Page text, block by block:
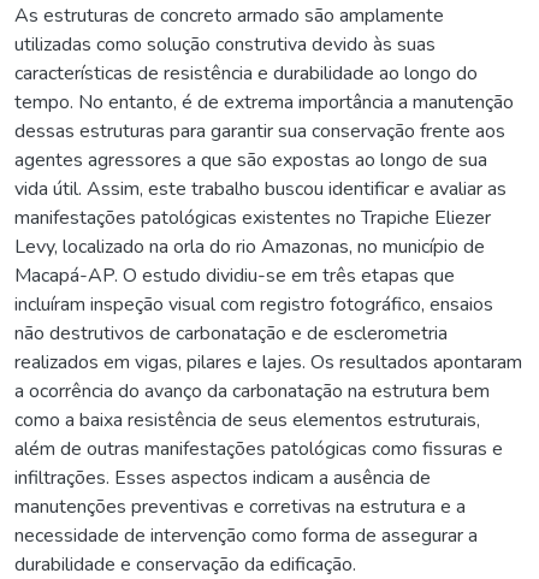
As estruturas de concreto armado são amplamente
utilizadas como solução construtiva devido às suas
características de resistência e durabilidade ao longo do
tempo. No entanto, é de extrema importância a manutenção
dessas estruturas para garantir sua conservação frente aos
agentes agressores a que são expostas ao longo de sua
vida útil. Assim, este trabalho buscou identificar e avaliar as
manifestações patológicas existentes no Trapiche Eliezer
Levy, localizado na orla do rio Amazonas, no município de
Macapá-AP. O estudo dividiu-se em três etapas que
incluíram inspeção visual com registro fotográfico, ensaios
não destrutivos de carbonatação e de esclerometria
realizados em vigas, pilares e lajes. Os resultados apontaram
a ocorrência do avanço da carbonatação na estrutura bem
como a baixa resistência de seus elementos estruturais,
além de outras manifestações patológicas como fissuras e
infiltrações. Esses aspectos indicam a ausência de
manutenções preventivas e corretivas na estrutura e a
necessidade de intervenção como forma de assegurar a
durabilidade e conservação da edificação.